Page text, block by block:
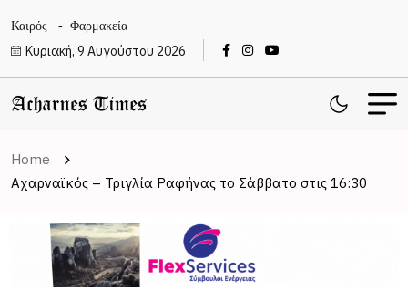
Καιρός Φαρμακεία
Κυριακή, 9 Αυγούστου 2026
Home
Αχαρναϊκός – Τριγλία Ραφήνας το Σάββατο στις 16:30